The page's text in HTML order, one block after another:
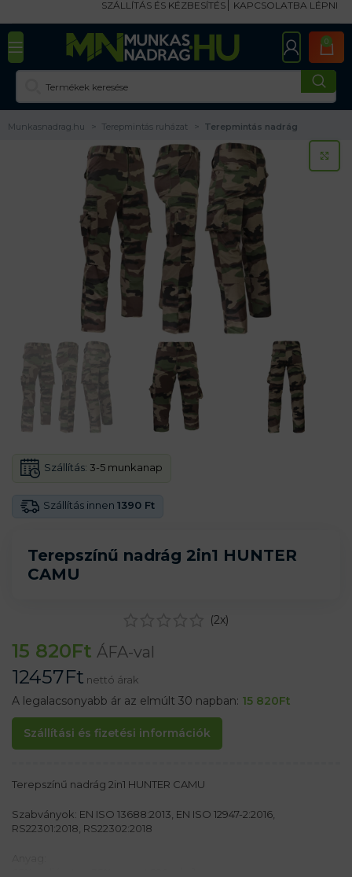
SZÁLLÍTÁS ÉS KÉZBESÍTÉS KAPCSOLATBA LÉPNI
0
Munkasnadrag.hu Terepmintás ruházat Terepmintás nadrág
Terepszínű nadrág 2in1 HUNTER
CAMU
Szállítás innen 1390 Ft
Szállítás: 3-5 munkanap
(2x)
15 820Ft ÁFA-val
12457Ft nettó árak
A legalacsonyabb ár az elmúlt 30 napban: 15 820Ft
Szállítási és fizetési információk
Terepszínű nadrág 2in1 HUNTER CAMU
Szabványok: EN ISO 13688:2013, EN ISO 12947-2:2016,
RS22301:2018, RS22302:2018